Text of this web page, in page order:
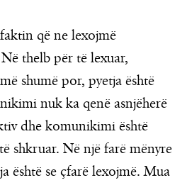
që ne lexojmë
thelb për të lexuar,
shumë por, pyetja është
nuk ka qenë asnjëherë
dhe komunikimi është
shkruar. Në një farë mënyre
është se çfarë lexojmë. Mua